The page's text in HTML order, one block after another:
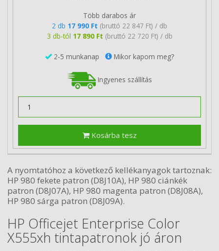
Több darabos ár
2 db 17 990 Ft (bruttó 22 847 Ft) / db
3 db-tól 17 890 Ft (bruttó 22 720 Ft) / db
2-5 munkanap Mikor kapom meg?
Ingyenes szállítás
Kosárba tesz
A nyomtatóhoz a következő kellékanyagok tartoznak:
HP 980 fekete patron (D8J10A), HP 980 ciánkék
patron (D8J07A), HP 980 magenta patron (D8J08A),
HP 980 sárga patron (D8J09A).
HP Officejet Enterprise Color
X555xh tintapatronok jó áron